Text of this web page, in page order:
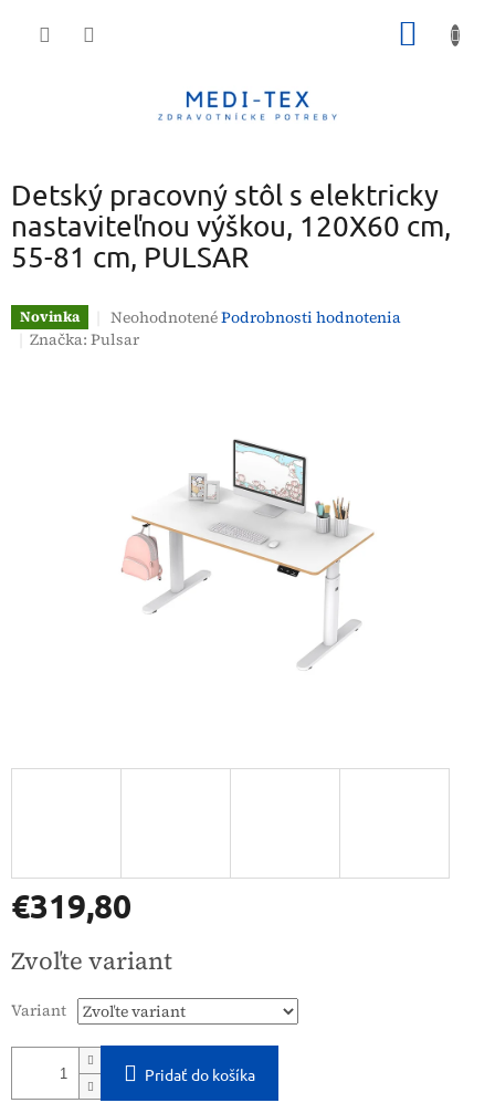
Detský pracovný stôl s elektricky
nastaviteľnou výškou, 120X60 cm,
55-81 cm, PULSAR
Novinka
Priemerné
hodnotenie
NeohodnotenéPodrobnosti hodnotenia
Značka:Pulsar
€319,80
cena:
Zvoľte variant
Variant
Pridať do košíka